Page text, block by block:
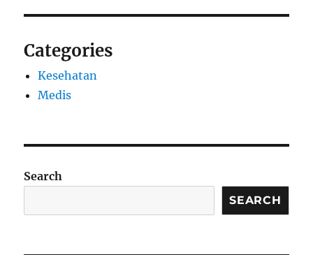
Categories
Kesehatan
Medis
Search
SEARCH